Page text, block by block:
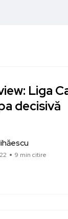
Liga
decisivă
9 min citire